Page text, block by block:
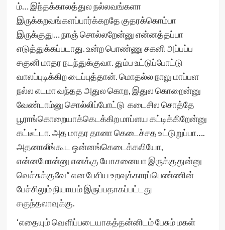
ம்… இந்தக்காலத்துல நல்லவங்களா
இருக்கறவங்களப்பார்க்கறதே குதரக்கொம்பா
இருக்குது… நாஞ் சொல்லறேன்னு என்னத்தப்பா
எடுத்துக்கப்படாது. உன்ற பொண்ணு சகனி அப்பப்ப
சகுனி மாதர நடந்துக்குவா. தும்ப உட்டுப்போட்டு
வாலப்புடிக்கிற டைப்புத்தான். மொதல்ல நாலு மாப்பள
நல்ல எடமா வந்தத அதுல கொற, இதுல கொறைன்னு
வேண்டாம்னு சொல்லிப்போட்டு கடைசில சொத்தே
பூராங்கொறையாக்கெடக்கிற மாப்ளய கட்டிக்கிறேன்னு
கட்டீட்டா. அத மாதர தானா கெடைச்சத உட்டுறுப்பா….
அதனாலீங்கூட ஒன்னங்கெடைக்கலியோ,
என்னமோன்னு எனக்கு யோசனையா இருக்குதுன்னு
வெச்சுக்குவே” என பேசிய உறவுக்காரப்பெண்ணின்
பேச்சிலும் நியாயம் இருப்பதாகப்பட்டது
சகுந்தலாவுக்கு.
‘எதையும் வெளிப்படையாகத்தன்னிடம் பேசும் மகள்